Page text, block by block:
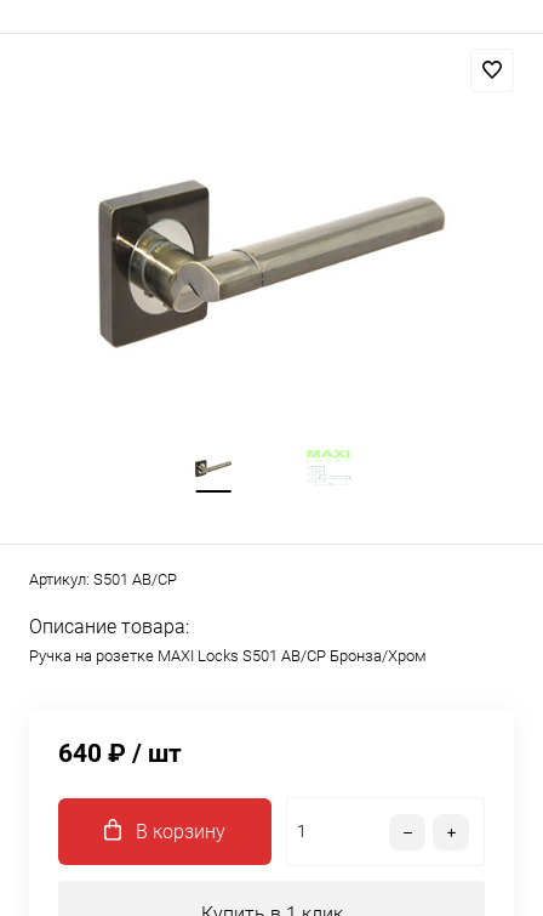
Артикул: S501 AB/CP
Описание товара:
Ручка на розетке MAXI Locks S501 AB/CP Бронза/Хром
640 ₽ / шт
В корзину